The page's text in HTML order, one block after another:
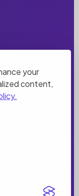
your
content,